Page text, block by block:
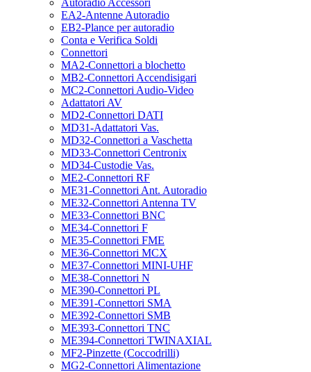
Autoradio Accessori
EA2-Antenne Autoradio
EB2-Plance per autoradio
Conta e Verifica Soldi
Connettori
MA2-Connettori a blochetto
MB2-Connettori Accendisigari
MC2-Connettori Audio-Video
Adattatori AV
MD2-Connettori DATI
MD31-Adattatori Vas.
MD32-Connettori a Vaschetta
MD33-Connettori Centronix
MD34-Custodie Vas.
ME2-Connettori RF
ME31-Connettori Ant. Autoradio
ME32-Connettori Antenna TV
ME33-Connettori BNC
ME34-Connettori F
ME35-Connettori FME
ME36-Connettori MCX
ME37-Connettori MINI-UHF
ME38-Connettori N
ME390-Connettori PL
ME391-Connettori SMA
ME392-Connettori SMB
ME393-Connettori TNC
ME394-Connettori TWINAXIAL
MF2-Pinzette (Coccodrilli)
MG2-Connettori Alimentazione